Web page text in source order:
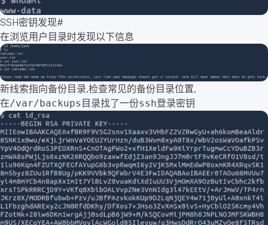
SSH密钥发现#
在浏览用户目录时发现以下信息
新线索指向备份目录,检查常见的备份目录位置,
在/var/backups 目录找了一份ssh登录密钥